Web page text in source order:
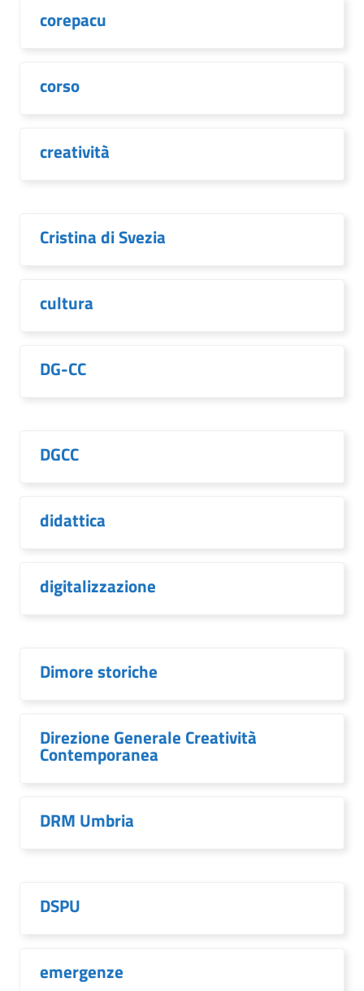
corepacu
corso
creatività
Cristina di Svezia
cultura
DG-CC
DGCC
didattica
digitalizzazione
Dimore storiche
Direzione Generale Creatività
Contemporanea
DRM Umbria
DSPU
emergenze